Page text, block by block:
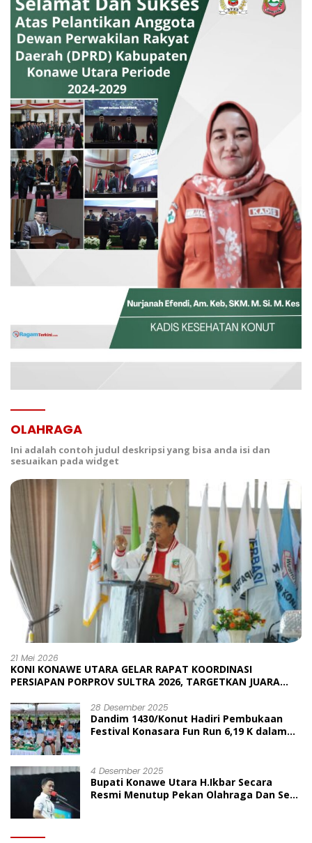
OLAHRAGA
Ini adalah contoh judul deskripsi yang bisa anda isi dan
sesuaikan pada widget
21 Mei 2026
KONI KONAWE UTARA GELAR RAPAT KOORDINASI
PERSIAPAN PORPROV SULTRA 2026, TARGETKAN JUARA
28 Desember 2025
Dandim 1430/Konut Hadiri Pembukaan
Festival Konasara Fun Run 6,19 K dalam
4 Desember 2025
Bupati Konawe Utara H.Ikbar Secara
Resmi Menutup Pekan Olahraga Dan Seni